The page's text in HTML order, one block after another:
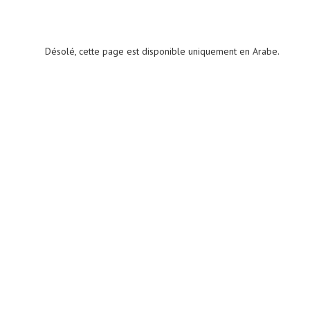
Désolé, cette page est disponible uniquement en Arabe.